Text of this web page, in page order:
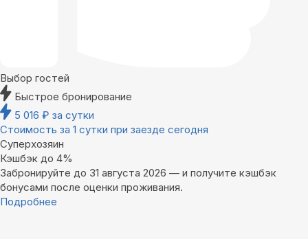
Выбор гостей
Быстрое бронирование
5 016 ₽ за сутки
Стоимость за 1 сутки при заезде сегодня
Суперхозяин
Кэшбэк до 4%
Забронируйте до 31 августа 2026 — и получите кэшбэк
бонусами после оценки проживания.
Подробнее